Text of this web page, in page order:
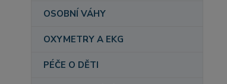
OSOBNÍ VÁHY
OXYMETRY A EKG
PÉČE O DĚTI